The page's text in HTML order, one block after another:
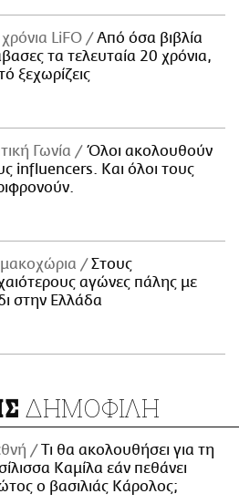
LiFO
Από όσα βιβλία
τα τελευταία 20 χρόνια,
ξεχωρίζεις
Γωνία
Όλοι ακολουθούν
influencers. Και όλοι τους
Στους
αγώνες πάλης με
στην Ελλάδα
ΔΗΜΟΦΙΛΗ
Τι θα ακολουθήσει για τη
Καμίλα εάν πεθάνει
ο βασιλιάς Κάρολος;